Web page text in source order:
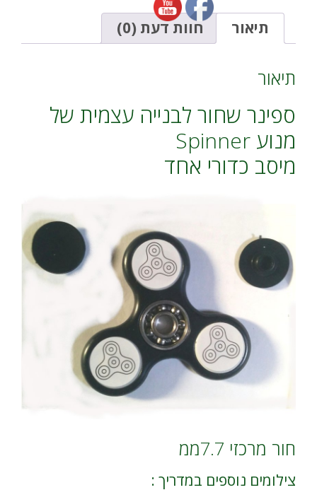
מנוע
Spinner
t
i
v
תיאור חוות דעת (0)
תיאור
ספינר שחור לבנייה עצמית של
מנוע Spinner
מיסב כדורי אחד
חור מרכזי 7.7ממ
צילומים נוספים במדריך :